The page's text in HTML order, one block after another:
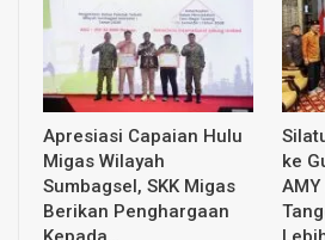
Apresiasi Capaian Hulu
Migas Wilayah
Sumbagsel, SKK Migas
Berikan Penghargaan
ke